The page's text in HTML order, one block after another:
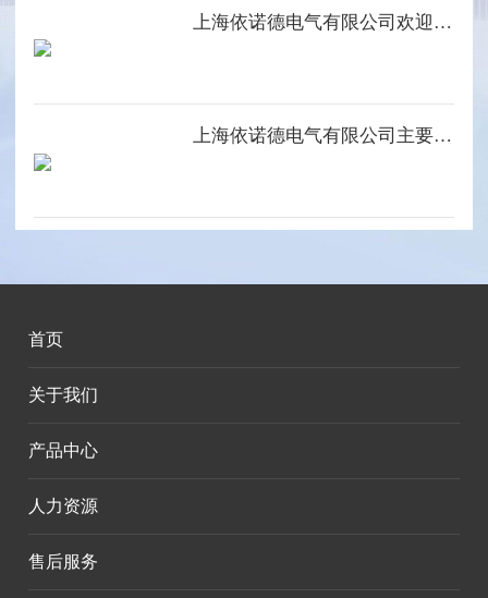
上海依诺德电气有限公司欢迎您的光临
上海依诺德电气有限公司主要产品系列
首页
关于我们
产品中心
人力资源
售后服务